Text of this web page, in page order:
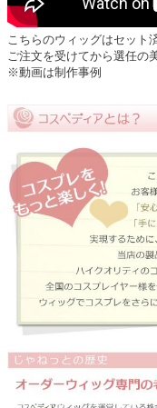
こちらのウィッグはセット
ご注文を受けてから選任の
※動画は制作事例